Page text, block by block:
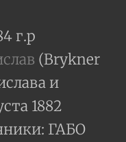
г.р
(Brykner
и
1882
ГАБО